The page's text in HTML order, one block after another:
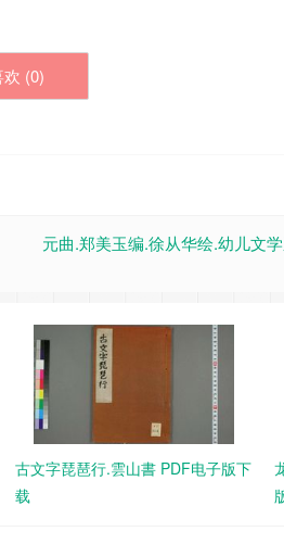
(0)
元曲.郑美玉编.徐从华绘.幼儿文
古文字琵琶行.雲山書 PDF电子版下
载